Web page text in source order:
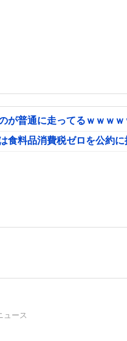
が普通に走ってるｗｗｗ
食料品消費税ゼロを公約
ュース